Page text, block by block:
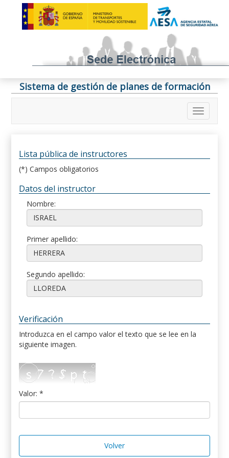
Sistema de gestión de planes de formación
Lista pública de instructores
(*) Campos obligatorios
Datos del instructor
Nombre:
Primer apellido:
Segundo apellido:
Verificación
Introduzca en el campo valor el texto que se lee en la
siguiente imagen.
Valor: *
Volver